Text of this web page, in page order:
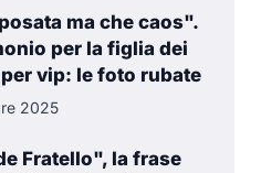
ma che caos".
per la figlia dei
vip: le foto rubate
2025
Fratello", la frase